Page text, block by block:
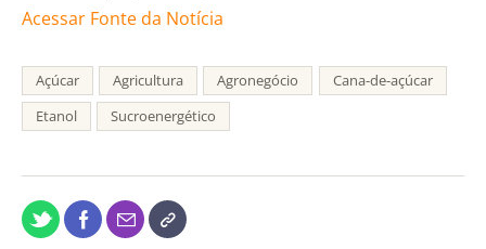
Acessar Fonte da Notícia
Açúcar Agricultura Agronegócio
Cana-de-açúcar
Etanol
Sucroenergético